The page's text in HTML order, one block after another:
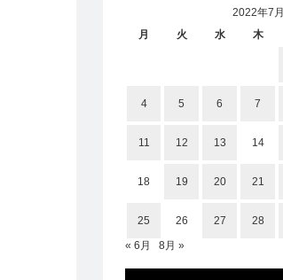
2022年7月
月
火 水 木
4 5 6 7
11 12 13 14
18 19 20 21
25 26 27 28
« 6月
8月 »